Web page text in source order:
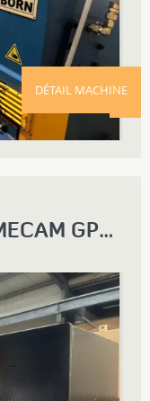
DÉTAIL MACHINE
CISAILLE AMADA PROMECAM GP1230